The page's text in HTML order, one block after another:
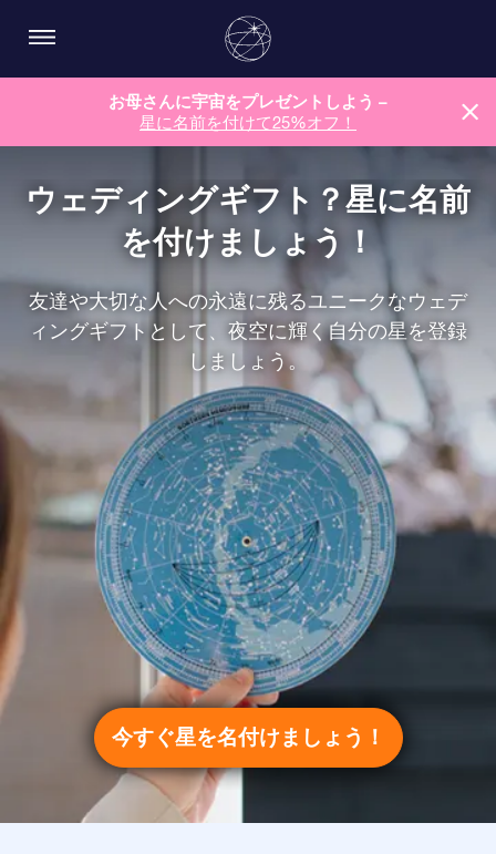
お母さんに宇宙をプレゼントしよう –
星に名前を付けて25%オフ！
ウェディングギフト？星に名前
を付けましょう！
友達や大切な人への永遠に残るユニークなウェデ
ィングギフトとして、夜空に輝く自分の星を登録
しましょう。
今すぐ星を名付けましょう！